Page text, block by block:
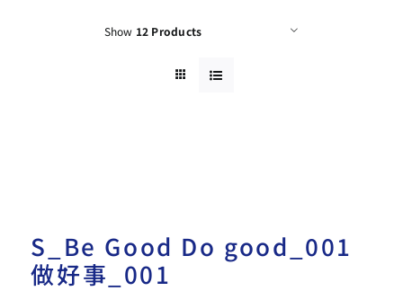
Show 12 Products
S_Be Good Do good_001
做好事_001